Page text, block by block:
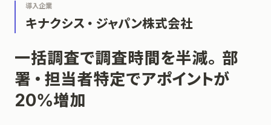
導入企業
キナクシス・ジャパン株式会社
一括調査で調査時間を半減。部
署・担当者特定でアポイントが
20%増加